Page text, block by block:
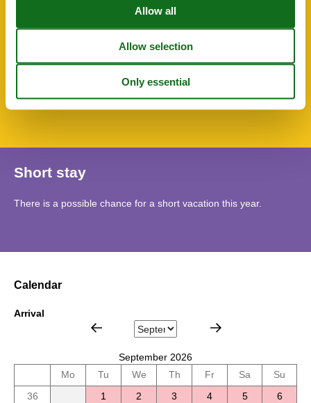
Garden for use
Short stay
There is a possible chance for a short vacation this year.
Calendar
Arrival
September 2026
Mo
Tu We Th Fr Sa
Su
36
1 2 3 4 5
6